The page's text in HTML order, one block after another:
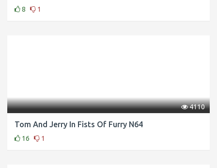
8 1
4110
Tom And Jerry In Fists Of Furry N64
16 1